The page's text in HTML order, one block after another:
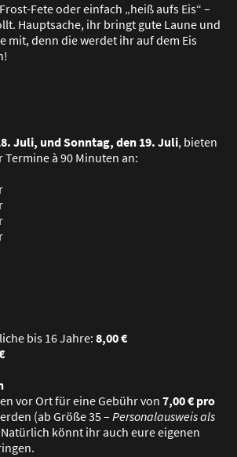
Fete oder einfach „heißaufs Eis“ –
Hauptsache, ihr bringt gute Laune und
mit, denn die werdet ihr auf dem Eis
Juli, und Sonntag, den 19. Juli, bieten
à 90 Minuten an:
bis 16 Jahre: 8,00 €
vor Ort für eine Gebühr von 7,00 € pro
(ab Größe 35 – Personalausweis als
könnt ihr auch eure eigenen